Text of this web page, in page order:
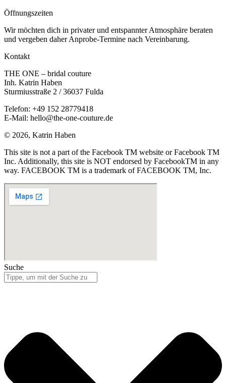
Öffnungs­zeiten
Wir möchten dich in privater und entspannter Atmosphäre beraten
und vergeben daher Anprobe-Termine nach Vereinbarung.
Kontakt
THE ONE – bridal couture
Inh. Katrin Haben
Sturmiusstraße 2 / 36037 Fulda
Telefon: +49 152 28779418
E-Mail: hello@the-one-couture.de
© 2026, Katrin Haben
This site is not a part of the Facebook TM website or Facebook TM
Inc. Additionally, this site is NOT endorsed by FacebookTM in any
way. FACEBOOK TM is a trademark of FACEBOOK TM, Inc.
Suche